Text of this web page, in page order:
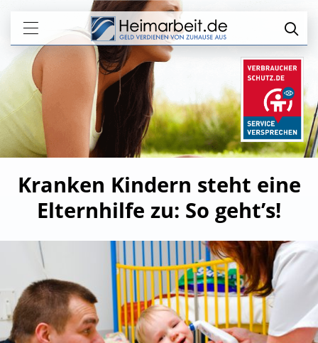
Kranken Kindern steht eine
Elternhilfe zu: So geht’s!